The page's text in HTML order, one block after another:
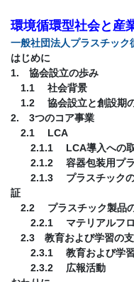
環境循環型社会と産
一般社団法人プラスチッ
はじめに
1. 協会設立の歩み
1.1 社会背景
1.2 協会設立と創設期
2. 3つのコア事業
2.1 LCA
2.1.1 LCA導入への取
2.1.2 容器包装用プラ
2.1.3 プラスチックの
証
2.2 プラスチック製品の
2.2.1 マテリアルフロ
2.3 教育および学習の支
2.3.1 教育および学習
2.3.2 広報活動